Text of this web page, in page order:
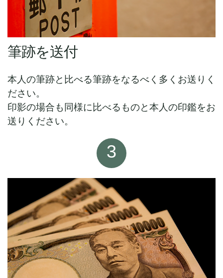
筆跡を送付
本人の筆跡と比べる筆跡をなるべく多くお送りく
ださい。
印影の場合も同様に比べるものと本人の印鑑をお
送りください。
3